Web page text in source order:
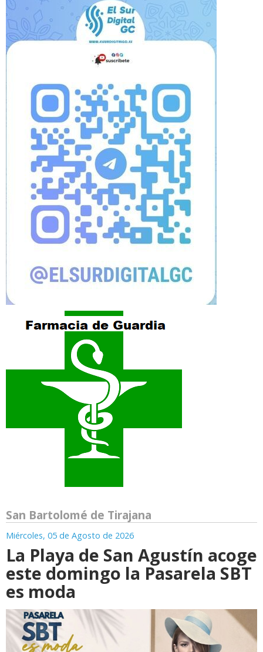
San Bartolomé de Tirajana
Miércoles, 05 de Agosto de 2026
La Playa de San Agustín acoge
este domingo la Pasarela SBT
es moda